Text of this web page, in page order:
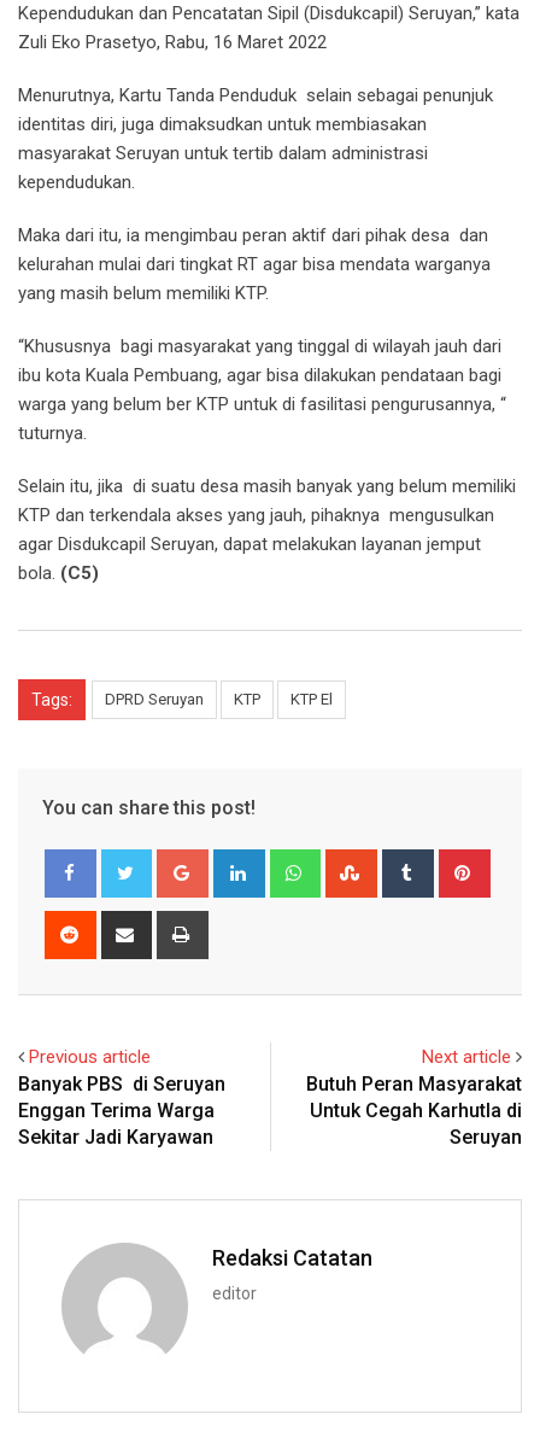
Kependudukan dan Pencatatan Sipil (Disdukcapil) Seruyan,” kata
Zuli Eko Prasetyo, Rabu, 16 Maret 2022
Menurutnya, Kartu Tanda Penduduk selain sebagai penunjuk
identitas diri, juga dimaksudkan untuk membiasakan
masyarakat Seruyan untuk tertib dalam administrasi
kependudukan.
Maka dari itu, ia mengimbau peran aktif dari pihak desa dan
kelurahan mulai dari tingkat RT agar bisa mendata warganya
yang masih belum memiliki KTP.
“Khususnya bagi masyarakat yang tinggal di wilayah jauh dari
ibu kota Kuala Pembuang, agar bisa dilakukan pendataan bagi
warga yang belum ber KTP untuk di fasilitasi pengurusannya, “
tuturnya.
Selain itu, jika di suatu desa masih banyak yang belum memiliki
KTP dan terkendala akses yang jauh, pihaknya mengusulkan
agar Disdukcapil Seruyan, dapat melakukan layanan jemput
bola. (C5)
Tags: DPRD Seruyan KTP KTP El
You can share this post!
Google+ LinkedIn WhatsappStumbleUpon
Tumblr
Reddit
Share
Previous article
Banyak PBS di Seruyan
Enggan Terima Warga
Sekitar Jadi Karyawan
Next article
Butuh Peran Masyarakat
Untuk Cegah Karhutla di
Seruyan
Redaksi Catatan
editor